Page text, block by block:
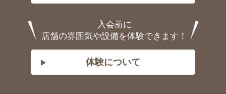
入会前に
店舗の雰囲気や設備を体験できます！
体験について